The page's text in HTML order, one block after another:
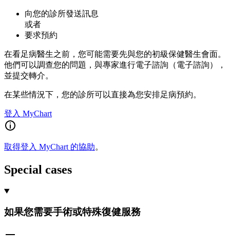
向您的診所發送訊息
或者
要求預約
在看足病醫生之前，您可能需要先與您的初級保健醫生會面。
他們可以調查您的問題，與專家進行電子諮詢（電子諮詢），
並提交轉介。
在某些情況下，您的診所可以直接為您安排足病預約。
登入 MyChart
取得登入 MyChart 的協助。
Special cases
如果您需要手術或特殊復健服務